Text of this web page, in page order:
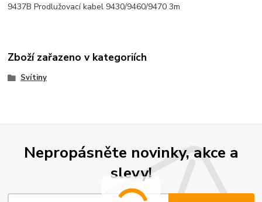
9437B Prodlužovací kabel 9430/9460/9470 3m
Zboží zařazeno v kategoriích
Svítiny
Nepropásněte novinky, akce a
slevy!